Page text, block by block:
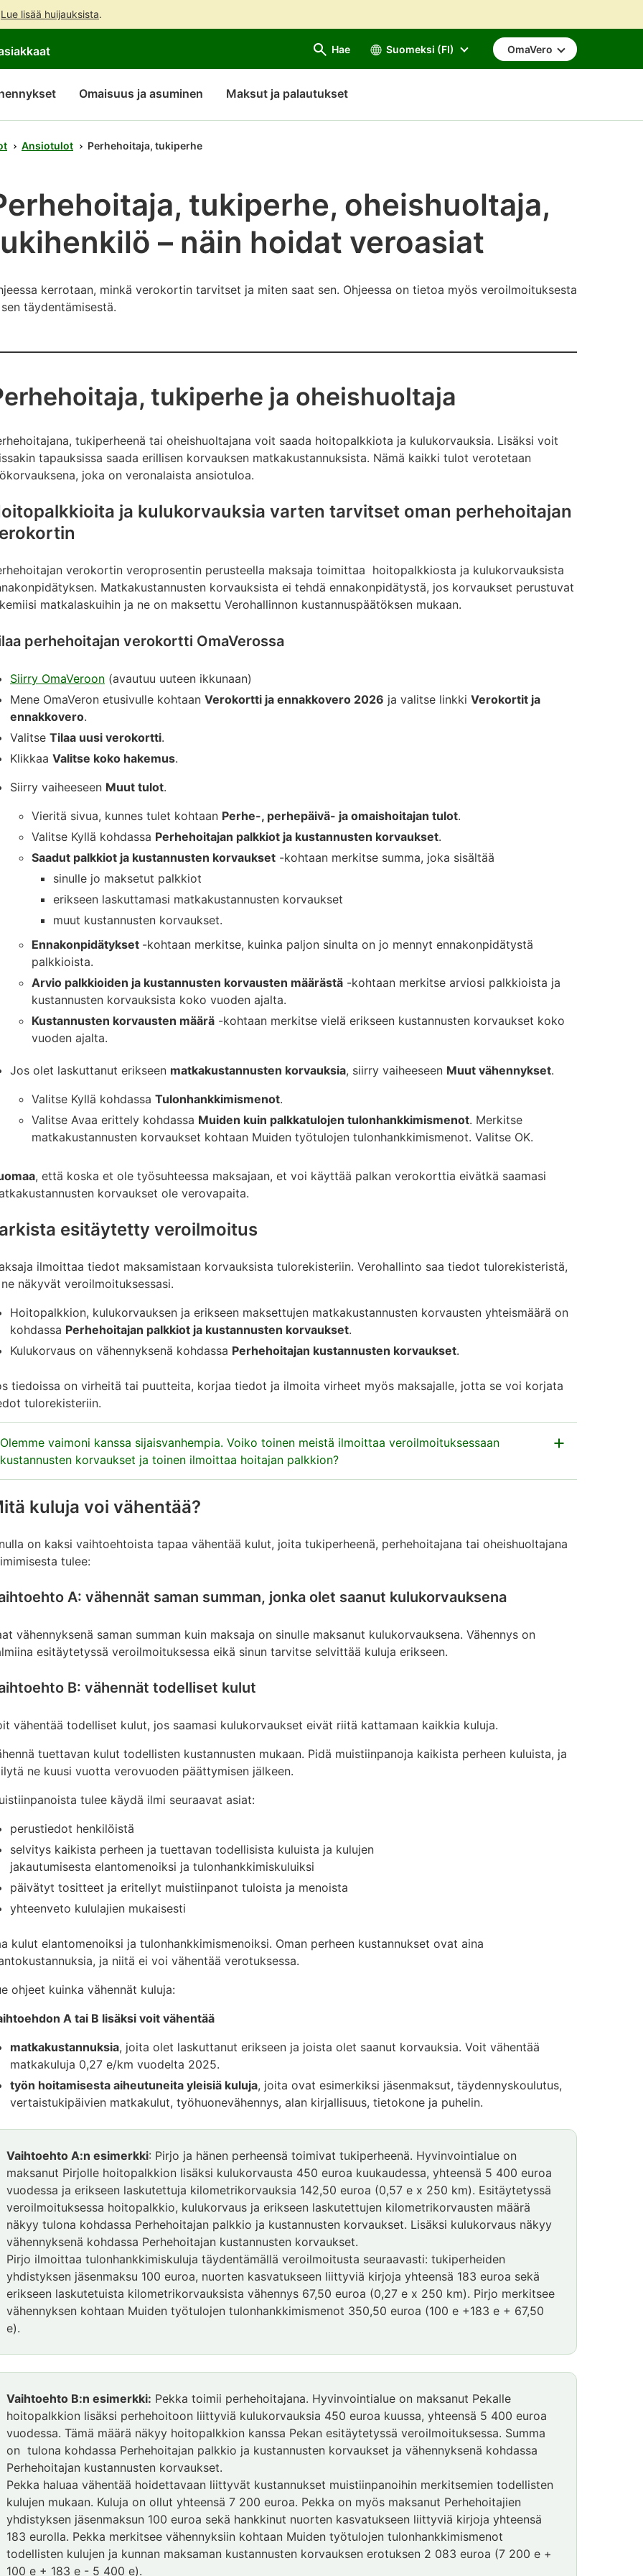
Lue lisää huijauksista.
sisältöön
sivuston
hakuun
keskustelu
Hae Suomeksi (FI) OmaVero
Omaisuus ja asuminen Maksut ja palautukset
Ansiotulot Perhehoitaja, tukiperhe
tukiperhe, oheishuoltaja,
– näin hoidat veroasiat
kerrotaan, minkä verokortin tarvitset ja miten saat sen. Ohjeessa on tietoa myös veroilmoituksesta
täydentämisestä.
tukiperhe ja oheishuoltaja
tukiperheenä tai oheishuoltajana voit saada hoitopalkkiota ja kulukorvauksia. Lisäksi voit
tapauksissa saada erillisen korvauksen matkakustannuksista. Nämä kaikki tulot verotetaan
joka on veronalaista ansiotuloa.
ja kulukorvauksia varten tarvitset oman perhehoitajan
verokortin veroprosentin perusteella maksaja toimittaa hoitopalkkiosta ja kulukorvauksista
Matkakustannusten korvauksista ei tehdä ennakonpidätystä, jos korvaukset perustuvat
matkalaskuihin ja ne on maksettu Verohallinnon kustannuspäätöksen mukaan.
perhehoitajan verokortti OmaVerossa
Siirry OmaVeroon (avautuu uuteen ikkunaan)
Mene OmaVeron etusivulle kohtaan Verokortti ja ennakkovero 2026 ja valitse linkki Verokortit ja
ennakkovero.
Valitse Tilaa uusi verokortti.
Klikkaa Valitse koko hakemus.
Siirry vaiheeseen Muut tulot.
Vieritä sivua, kunnes tulet kohtaan Perhe-, perhepäivä- ja omaishoitajan tulot.
Valitse Kyllä kohdassa Perhehoitajan palkkiot ja kustannusten korvaukset.
Saadut palkkiot ja kustannusten korvaukset -kohtaan merkitse summa, joka sisältää
sinulle jo maksetut palkkiot
erikseen laskuttamasi matkakustannusten korvaukset
muut kustannusten korvaukset.
Ennakonpidätykset -kohtaan merkitse, kuinka paljon sinulta on jo mennyt ennakonpidätystä
palkkioista.
Arvio palkkioiden ja kustannusten korvausten määrästä -kohtaan merkitse arviosi palkkioista ja
kustannusten korvauksista koko vuoden ajalta.
Kustannusten korvausten määrä -kohtaan merkitse vielä erikseen kustannusten korvaukset koko
vuoden ajalta.
Jos olet laskuttanut erikseen matkakustannusten korvauksia, siirry vaiheeseen Muut vähennykset.
Valitse Kyllä kohdassa Tulonhankkimismenot.
Valitse Avaa erittely kohdassa Muiden kuin palkkatulojen tulonhankkimismenot. Merkitse
matkakustannusten korvaukset kohtaan Muiden työtulojen tulonhankkimismenot. Valitse OK.
, että koska et ole työsuhteessa maksajaan, et voi käyttää palkan verokorttia eivätkä saamasi
korvaukset ole verovapaita.
esitäytetty veroilmoitus
ilmoittaa tiedot maksamistaan korvauksista tulorekisteriin. Verohallinto saa tiedot tulorekisteristä,
näkyvät veroilmoituksessasi.
Hoitopalkkion, kulukorvauksen ja erikseen maksettujen matkakustannusten korvausten yhteismäärä on
kohdassa Perhehoitajan palkkiot ja kustannusten korvaukset.
Kulukorvaus on vähennyksenä kohdassa Perhehoitajan kustannusten korvaukset.
tiedoissa on virheitä tai puutteita, korjaa tiedot ja ilmoita virheet myös maksajalle, jotta se voi korjata
tulorekisteriin.
Olemme vaimoni kanssa sijaisvanhempia. Voiko toinen meistä ilmoittaa veroilmoituksessaan
kustannusten korvaukset ja toinen ilmoittaa hoitajan palkkion?
ja kustannusten korvaukset ovat valmiina sen henkilön esitäytetyssä veroilmoituksessa, joka on
toimeksiantosopimuksen maksajan kanssa. Maksaja ilmoittaa palkkiot ja kustannusten korvaukset
ja korvaukset ovat valmiina sen henkilön esitäytetyssä veroilmoituksessa, jolle ne on maksettu.
kuluja voi vähentää?
on kaksi vaihtoehtoista tapaa vähentää kulut, joita tukiperheenä, perhehoitajana tai oheishuoltajana
tulee:
A: vähennät saman summan, jonka olet saanut kulukorvauksena
vähennyksenä saman summan kuin maksaja on sinulle maksanut kulukorvauksena. Vähennys on
esitäytetyssä veroilmoituksessa eikä sinun tarvitse selvittää kuluja erikseen.
B: vähennät todelliset kulut
vähentää todelliset kulut, jos saamasi kulukorvaukset eivät riitä kattamaan kaikkia kuluja.
tuettavan kulut todellisten kustannusten mukaan. Pidä muistiinpanoja kaikista perheen kuluista, ja
ne kuusi vuotta verovuoden päättymisen jälkeen.
tulee käydä ilmi seuraavat asiat:
perustiedot henkilöistä
selvitys kaikista perheen ja tuettavan todellisista kuluista ja kulujen
jakautumisesta elantomenoiksi ja tulonhankkimiskuluiksi
päivätyt tositteet ja eritellyt muistiinpanot tuloista ja menoista
yhteenveto kululajien mukaisesti
kulut elantomenoiksi ja tulonhankkimismenoiksi. Oman perheen kustannukset ovat aina
ja niitä ei voi vähentää verotuksessa.
ohjeet kuinka vähennät kuluja:
A tai B lisäksi voit vähentää
matkakustannuksia, joita olet laskuttanut erikseen ja joista olet saanut korvauksia. Voit vähentää
matkakuluja 0,27 e/km vuodelta 2025.
työn hoitamisesta aiheutuneita yleisiä kuluja, joita ovat esimerkiksi jäsenmaksut, täydennyskoulutus,
vertaistukipäivien matkakulut, työhuonevähennys, alan kirjallisuus, tietokone ja puhelin.
Vaihtoehto A:n esimerkki: Pirjo ja hänen perheensä toimivat tukiperheenä. Hyvinvointialue on
maksanut Pirjolle hoitopalkkion lisäksi kulukorvausta 450 euroa kuukaudessa, yhteensä 5 400 euroa
vuodessa ja erikseen laskutettuja kilometrikorvauksia 142,50 euroa (0,57 e x 250 km). Esitäytetyssä
veroilmoituksessa hoitopalkkio, kulukorvaus ja erikseen laskutettujen kilometrikorvausten määrä
näkyy tulona kohdassa Perhehoitajan palkkio ja kustannusten korvaukset. Lisäksi kulukorvaus näkyy
vähennyksenä kohdassa Perhehoitajan kustannusten korvaukset.
Pirjo ilmoittaa tulonhankkimiskuluja täydentämällä veroilmoitusta seuraavasti: tukiperheiden
yhdistyksen jäsenmaksu 100 euroa, nuorten kasvatukseen liittyviä kirjoja yhteensä 183 euroa sekä
erikseen laskutetuista kilometrikorvauksista vähennys 67,50 euroa (0,27 e x 250 km). Pirjo merkitsee
vähennyksen kohtaan Muiden työtulojen tulonhankkimismenot 350,50 euroa (100 e +183 e + 67,50
e).
Vaihtoehto B:n esimerkki: Pekka toimii perhehoitajana. Hyvinvointialue on maksanut Pekalle
hoitopalkkion lisäksi perhehoitoon liittyviä kulukorvauksia 450 euroa kuussa, yhteensä 5 400 euroa
vuodessa. Tämä määrä näkyy hoitopalkkion kanssa Pekan esitäytetyssä veroilmoituksessa. Summa
on tulona kohdassa Perhehoitajan palkkio ja kustannusten korvaukset ja vähennyksenä kohdassa
Perhehoitajan kustannusten korvaukset.
Pekka haluaa vähentää hoidettavaan liittyvät kustannukset muistiinpanoihin merkitsemien todellisten
kulujen mukaan. Kuluja on ollut yhteensä 7 200 euroa. Pekka on myös maksanut Perhehoitajien
yhdistyksen jäsenmaksun 100 euroa sekä hankkinut nuorten kasvatukseen liittyviä kirjoja yhteensä
183 eurolla. Pekka merkitsee vähennyksiin kohtaan Muiden työtulojen tulonhankkimismenot
todellisten kulujen ja kunnan maksaman kustannusten korvauksen erotuksen 2 083 euroa (7 200 e +
100 e + 183 e - 5 400 e).